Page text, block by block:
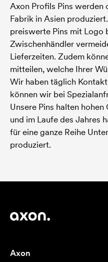
Axon Profils Pins werden
Fabrik in Asien
preiswerte Pins mit Logo
Zwischenhändler
Lieferzeiten. Zudem
mitteilen, welche Ihrer
Wir haben täglich
können wir bei
Unsere Pins halten
und im Laufe des Jahres
für eine ganze Reihe
produziert.
Axon